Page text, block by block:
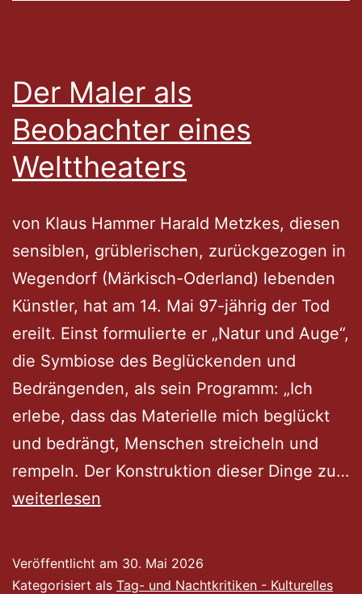
Der Maler als
Beobachter eines
Welttheaters
von Klaus Hammer Harald Metzkes, diesen
sensiblen, grüblerischen, zurückgezogen in
Wegendorf (Märkisch-Oderland) lebenden
Künstler, hat am 14. Mai 97-jährig der Tod
ereilt. Einst formulierte er „Natur und Auge“,
die Symbiose des Beglückenden und
Bedrängenden, als sein Programm: „Ich
erlebe, dass das Materielle mich beglückt
und bedrängt, Menschen streicheln und
rempeln. Der Konstruktion dieser Dinge zu…
Der
Beobachter
weiterlesen
Veröffentlicht am 30. Mai 2026
Kategorisiert als Tag- und Nachtkritiken - Kulturelles